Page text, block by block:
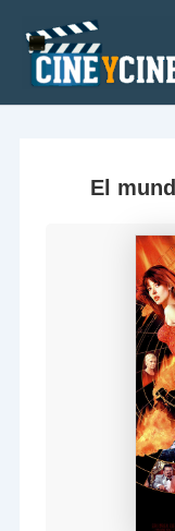
contenido
El